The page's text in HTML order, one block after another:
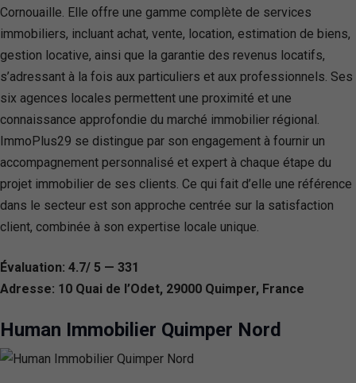
Cornouaille. Elle offre une gamme complète de services
immobiliers, incluant achat, vente, location, estimation de biens,
gestion locative, ainsi que la garantie des revenus locatifs,
s’adressant à la fois aux particuliers et aux professionnels. Ses
six agences locales permettent une proximité et une
connaissance approfondie du marché immobilier régional.
ImmoPlus29 se distingue par son engagement à fournir un
accompagnement personnalisé et expert à chaque étape du
projet immobilier de ses clients. Ce qui fait d’elle une référence
dans le secteur est son approche centrée sur la satisfaction
client, combinée à son expertise locale unique.
Évaluation: 4.7/ 5 — 331
Adresse: 10 Quai de l’Odet, 29000 Quimper, France
Human Immobilier Quimper Nord